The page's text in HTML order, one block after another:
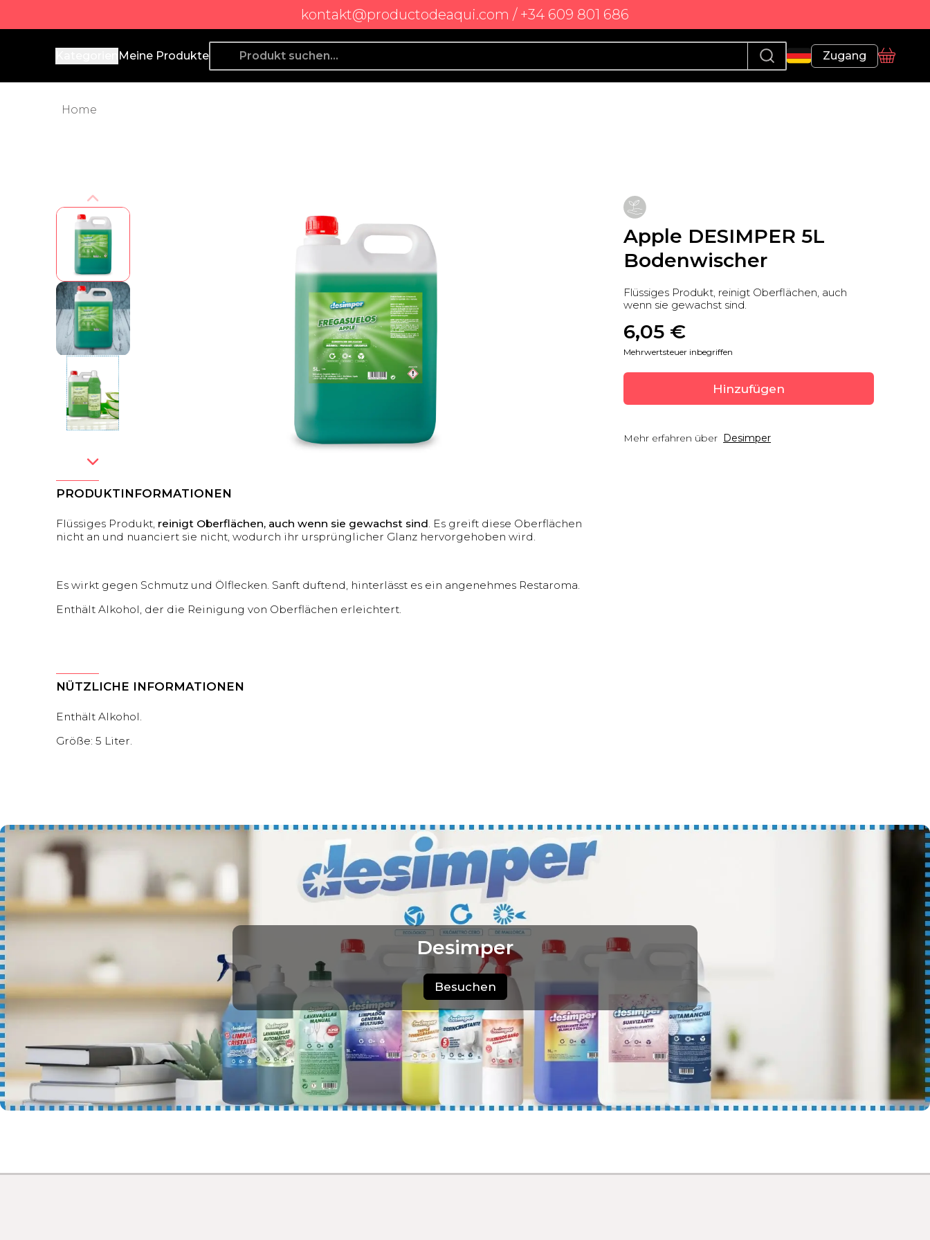
kontakt@productodeaqui.com / +34 609 801 686
Producto de Aquí
Meine Produkte Zugang
Profil
Korb
Home
Apple DESIMPER 5L
Bodenwischer
Flüssiges Produkt, reinigt Oberflächen, auch
wenn sie gewachst sind.
6,05 €
Mehrwertsteuer inbegriffen
Hinzufügen
Mehr erfahren über Desimper
PRODUKTINFORMATIONEN
Flüssiges Produkt, reinigt Oberflächen, auch wenn sie gewachst sind. Es greift diese Oberflächen
nicht an und nuanciert sie nicht, wodurch ihr ursprünglicher Glanz hervorgehoben wird.
Es wirkt gegen Schmutz und Ölflecken. Sanft duftend, hinterlässt es ein angenehmes Restaroma.
Enthält Alkohol, der die Reinigung von Oberflächen erleichtert.
NÜTZLICHE INFORMATIONEN
Enthält Alkohol.
Größe: 5 Liter.
Desimper
Besuchen